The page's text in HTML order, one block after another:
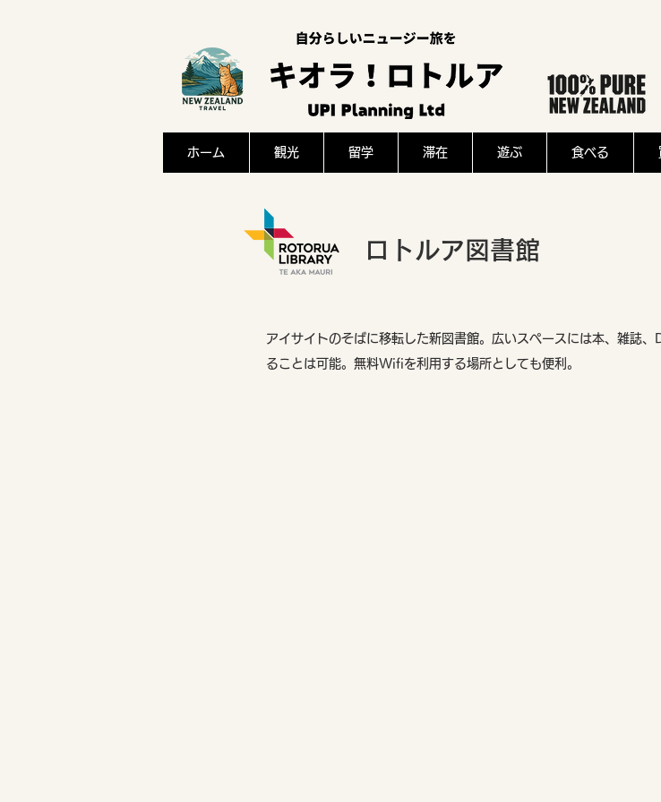
ホーム 観光 留学 滞在 遊ぶ 食べる
ロトルア図書館
アイサイトのそばに移転した新図書館。広いスペースには本、雑誌
ることは可能。無料Wifiを利用する場所としても便利。